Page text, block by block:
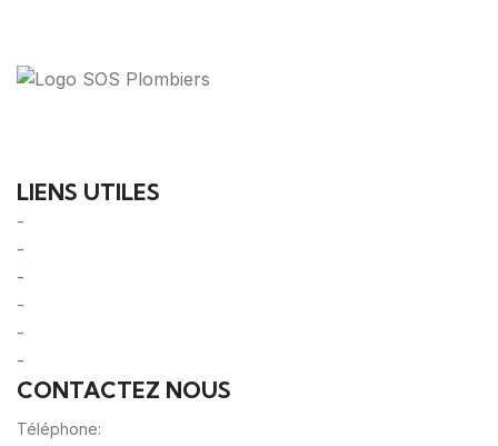
LIENS UTILES
-
-
-
-
-
-
CONTACTEZ NOUS
Téléphone: